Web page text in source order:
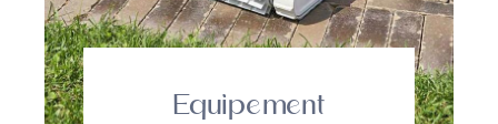
Equipement